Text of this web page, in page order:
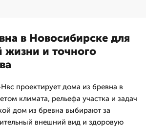
в Новосибирске для
и точного
проектирует дома из бревна в
климата, рельефа участка и задач
дом из бревна выбирают за
внешний вид и здоровую